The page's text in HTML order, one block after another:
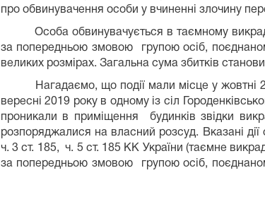
про обвинувачення особи у вчиненні злочину
Особа обвинувачується в таємному
за попередньою змовою групою осіб,
великих розмірах. Загальна сума збитків
Нагадаємо, що події мали місце у жовтні
вересні 2019 року в одному із сіл
проникали в приміщення будинків звідки
розпоряджалися на власний розсуд. Вказані
ч. 3 ст. 185, ч. 5 ст. 185 КК України (таємне
за попередньою змовою групою осіб,